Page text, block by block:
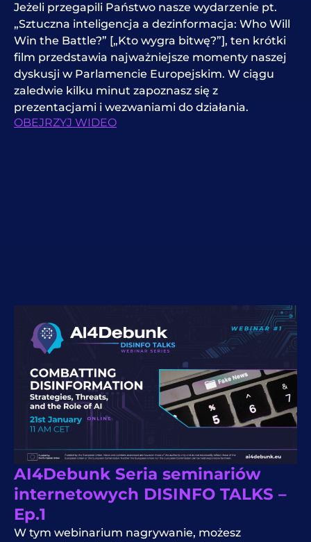
Jeżeli przegapili Państwo nasze wydarzenie pt.
„Sztuczna inteligencja a dezinformacja: Who Will
Win the Battle?” [„Kto wygra bitwę?”], ten krótki
film przedstawia najważniejsze momenty naszej
dyskusji w Parlamencie Europejskim. W ciągu
zaledwie kilku minut zapoznasz się z
prezentacjami i wezwaniami do działania.
OBEJRZYJ WIDEO
AI4Debunk Seria seminariów
internetowych DISINFO TALKS –
Ep.1
W tym webinarium nagrywanie, możesz